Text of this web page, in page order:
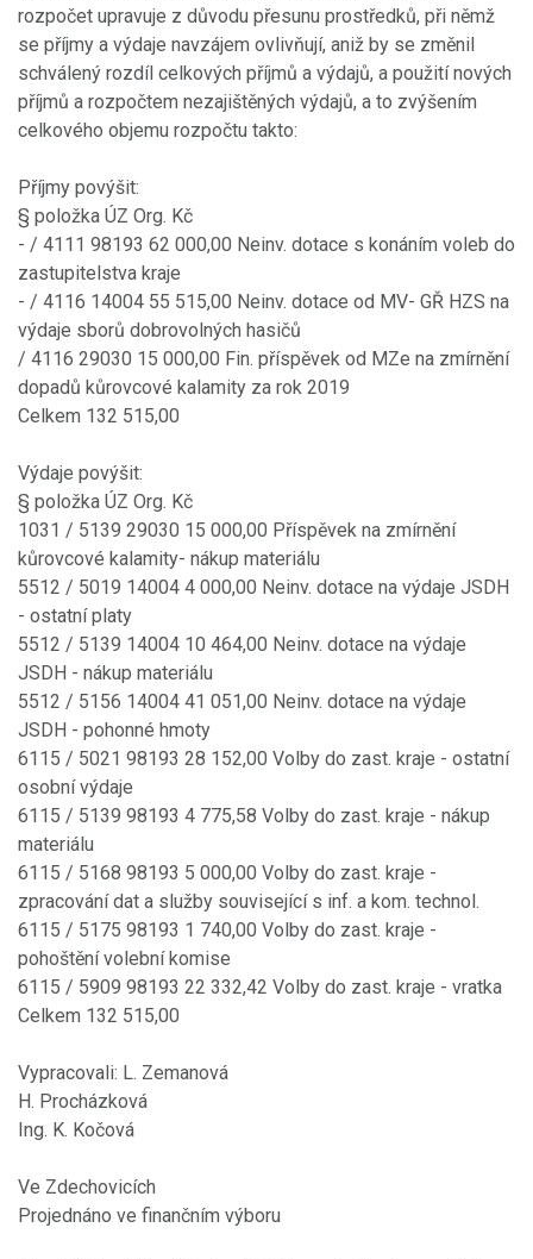
rozpočet upravuje z důvodu přesunu prostředků, při němž
se příjmy a výdaje navzájem ovlivňují, aniž by se změnil
schválený rozdíl celkových příjmů a výdajů, a použití nových
příjmů a rozpočtem nezajištěných výdajů, a to zvýšením
celkového objemu rozpočtu takto:
Příjmy povýšit:
§ položka ÚZ Org. Kč
- / 4111 98193 62 000,00 Neinv. dotace s konáním voleb do
zastupitelstva kraje
- / 4116 14004 55 515,00 Neinv. dotace od MV- GŘ HZS na
výdaje sborů dobrovolných hasičů
/ 4116 29030 15 000,00 Fin. příspěvek od MZe na zmírnění
dopadů kůrovcové kalamity za rok 2019
Celkem 132 515,00
Výdaje povýšit:
§ položka ÚZ Org. Kč
1031 / 5139 29030 15 000,00 Příspěvek na zmírnění
kůrovcové kalamity- nákup materiálu
5512 / 5019 14004 4 000,00 Neinv. dotace na výdaje JSDH
- ostatní platy
5512 / 5139 14004 10 464,00 Neinv. dotace na výdaje
JSDH - nákup materiálu
5512 / 5156 14004 41 051,00 Neinv. dotace na výdaje
JSDH - pohonné hmoty
6115 / 5021 98193 28 152,00 Volby do zast. kraje - ostatní
osobní výdaje
6115 / 5139 98193 4 775,58 Volby do zast. kraje - nákup
materiálu
6115 / 5168 98193 5 000,00 Volby do zast. kraje -
zpracování dat a služby související s inf. a kom. technol.
6115 / 5175 98193 1 740,00 Volby do zast. kraje -
pohoštění volební komise
6115 / 5909 98193 22 332,42 Volby do zast. kraje - vratka
Celkem 132 515,00
Vypracovali: L. Zemanová
H. Procházková
Ing. K. Kočová
Ve Zdechovicích
Projednáno ve finančním výboru